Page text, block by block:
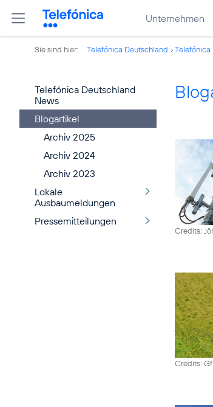
Unternehmen
Sie sind hier: Telefónica Deutschland Telefónica
Telefónica Deutschland
News
Blogartikel
Archiv 2025
Archiv 2024
Archiv 2023
Lokale
Ausbaumeldungen
Pressemitteilungen
Credits:
Credits: